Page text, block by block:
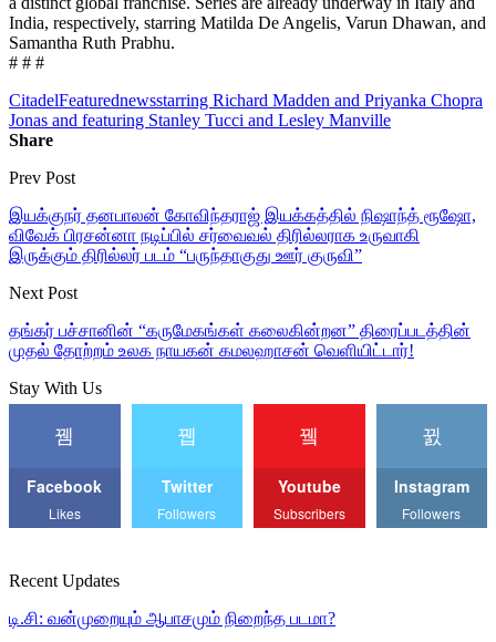
India, respectively, starring Matilda De Angelis, Varun Dhawan, and
Samantha Ruth Prabhu.
# # #
CitadelFeaturednewsstarring Richard Madden and Priyanka Chopra
Jonas and featuring Stanley Tucci and Lesley Manville
Share
Prev Post
இயக்குநர் தனபாலன் கோவிந்தராஜ் இயக்கத்தில் நிஷாந்த் ரூஷோ,
விவேக் பிரசன்னா நடிப்பில் சர்வைவல் திரில்லராக உருவாகி
இருக்கும் திரில்லர் படம் “பருந்தாகுது ஊர் குருவி”
Next Post
தங்கர் பச்சானின் “கருமேகங்கள் கலைகின்றன” திரைப்படத்தின்
முதல் தோற்றம் உலக நாயகன் கமலஹாசன் வெளியிட்டார்!
Stay With Us
Facebook
Likes
Twitter
Followers
Youtube
Subscribers
Instagram
Followers
Recent Updates
டி.சி: வன்முறையும் ஆபாசமும் நிறைந்த படமா?